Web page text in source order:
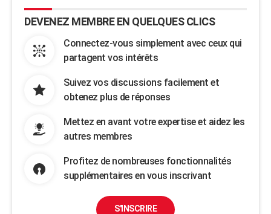
DEVENEZ MEMBRE EN QUELQUES CLICS
Connectez-vous simplement avec ceux qui
partagent vos intérêts
Suivez vos discussions facilement et
obtenez plus de réponses
Mettez en avant votre expertise et aidez les
autres membres
Profitez de nombreuses fonctionnalités
supplémentaires en vous inscrivant
S'INSCRIRE